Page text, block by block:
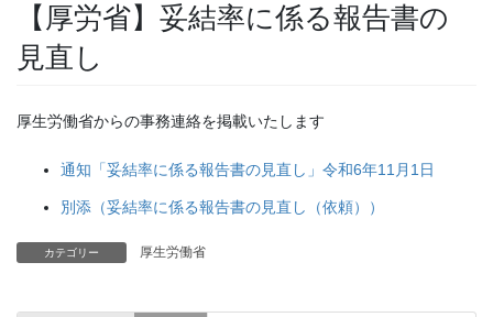
【厚労省】妥結率に係る報告書の
見直し
厚生労働省からの事務連絡を掲載いたします
通知「妥結率に係る報告書の見直し」令和6年11月1日
別添（妥結率に係る報告書の見直し（依頼））
カテゴリー 厚生労働省